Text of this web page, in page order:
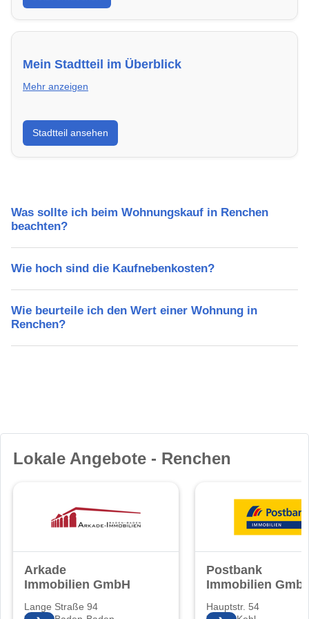
Mein Stadtteil im Überblick
Mehr anzeigen
Erfahre mehr über deinen Stadtteil in Renchen:
Lebensqualität, Verkehrsanbindung, Schulen,
Freizeitmöglichkeiten und Mietpreise.
Stadtteil ansehen
Was sollte ich beim Wohnungskauf in Renchen
beachten?
Wie hoch sind die Kaufnebenkosten?
Wie beurteile ich den Wert einer Wohnung in
Renchen?
Lokale Angebote - Renchen
Arkade
Immobilien GmbH
Lange Straße 94
Postbank
Immobilien
Hauptstr. 54